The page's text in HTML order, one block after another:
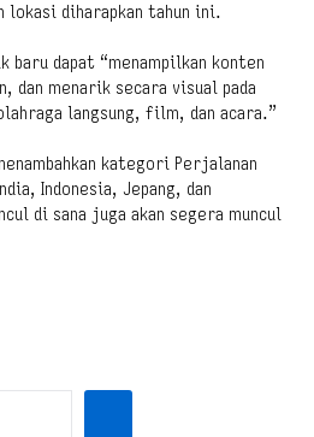
lokasi diharapkan tahun ini.
baru dapat “menampilkan konten
dan menarik secara visual pada
langsung, film, dan acara.”
kategori Perjalanan
Indonesia, Jepang, dan
di sana juga akan segera muncul